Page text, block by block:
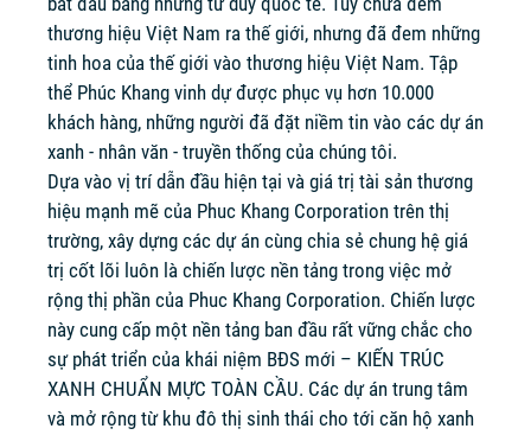
thương hiệu Việt Nam ra thế giới, nhưng đã đem những
tinh hoa của thế giới vào thương hiệu Việt Nam. Tập
thể Phúc Khang vinh dự được phục vụ hơn 10.000
khách hàng, những người đã đặt niềm tin vào các dự án
xanh - nhân văn - truyền thống của chúng tôi.
Dựa vào vị trí dẫn đầu hiện tại và giá trị tài sản thương
hiệu mạnh mẽ của Phuc Khang Corporation trên thị
trường, xây dựng các dự án cùng chia sẻ chung hệ giá
trị cốt lõi luôn là chiến lược nền tảng trong việc mở
rộng thị phần của Phuc Khang Corporation. Chiến lược
này cung cấp một nền tảng ban đầu rất vững chắc cho
sự phát triển của khái niệm BĐS mới – KIẾN TRÚC
XANH CHUẨN MỰC TOÀN CẦU. Các dự án trung tâm
và mở rộng từ khu đô thị sinh thái cho tới căn hộ xanh